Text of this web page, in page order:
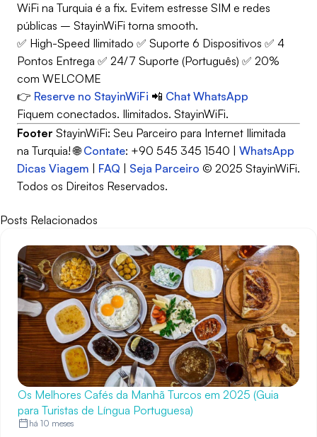
WiFi na Turquia é a fix. Evitem estresse SIM e redes
públicas – StayinWiFi torna smooth.
✅ High-Speed Ilimitado ✅ Suporte 6 Dispositivos ✅ 4
Pontos Entrega ✅ 24/7 Suporte (Português) ✅ 20%
com WELCOME
👉 Reserve no StayinWiFi 📲 Chat WhatsApp
Fiquem conectados. Ilimitados. StayinWiFi.
Footer StayinWiFi: Seu Parceiro para Internet Ilimitada
na Turquia! 🌐Contate: +90 545 345 1540 | WhatsApp
Dicas Viagem
FAQ Seja Parceiro © 2025 StayinWiFi.
Todos os Direitos Reservados.
Posts Relacionados
Os Melhores Cafés da Manhã Turcos em 2025 (Guia
para Turistas de Língua Portuguesa)
há 10 meses